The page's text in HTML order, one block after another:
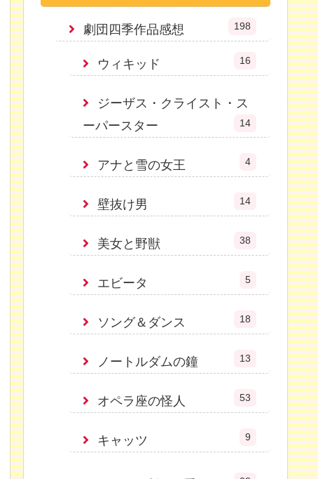
劇団四季作品感想 198
ウィキッド 16
ジーザス・クライスト・ス
ーパースター
14
アナと雪の女王 4
壁抜け男 14
美女と野獣 38
エビータ 5
ソング＆ダンス 18
ノートルダムの鐘 13
オペラ座の怪人 53
キャッツ 9